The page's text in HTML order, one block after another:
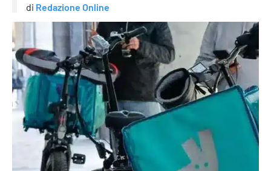
di Redazione Online